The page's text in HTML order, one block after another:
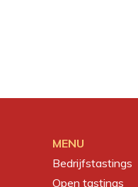
MENU
Bedrijfstastings
Open tastings